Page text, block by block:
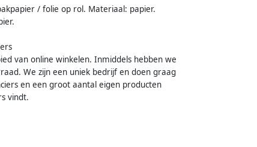
/ folie op rol. Materiaal: papier.
van online winkelen. Inmiddels hebben we
We zijn een uniek bedrijf en doen graag
en een groot aantal eigen producten
vindt.